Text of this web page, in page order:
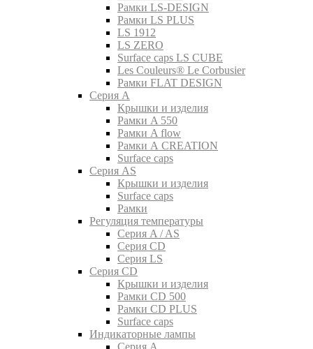
Рамки LS-DESIGN
Рамки LS PLUS
LS 1912
LS ZERO
Surface caps LS CUBE
Les Couleurs® Le Corbusier
Рамки FLAT DESIGN
Серия A
Крышки и изделия
Рамки A 550
Рамки A flow
Рамки A CREATION
Surface caps
Серия AS
Крышки и изделия
Surface caps
Рамки
Регуляция температуры
Серия A / AS
Серия CD
Серия LS
Серия CD
Крышки и изделия
Рамки CD 500
Рамки CD PLUS
Surface caps
Индикаторные лампы
Серия A